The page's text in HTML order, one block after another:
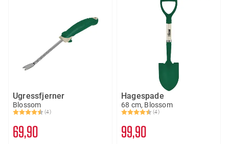
Ugressfjerner
Blossom
Karakter:
(4)
4.5 av 5 mulige
69 90
Hagespade
68 cm, Blossom
Karakter:
(4)
4.5 av 5 mulige
99 90